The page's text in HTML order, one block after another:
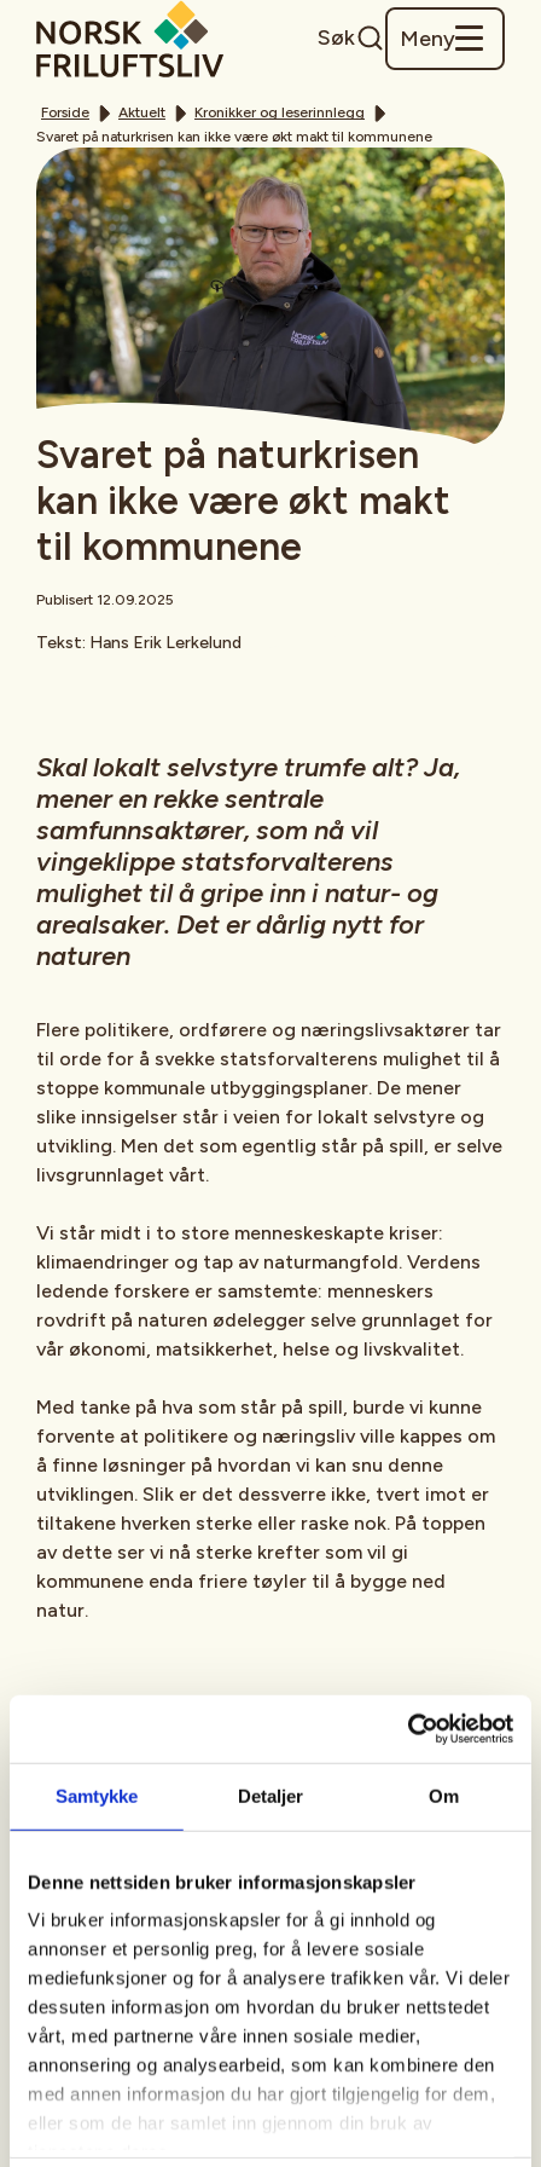
Samtykke Detaljer Om
Denne nettsiden bruker informasjonskapsler
Vi bruker informasjonskapsler for å gi innhold og
annonser et personlig preg, for å levere sosiale
mediefunksjoner og for å analysere trafikken vår. Vi deler
dessuten informasjon om hvordan du bruker nettstedet
vårt, med partnerne våre innen sosiale medier,
annonsering og analysearbeid, som kan kombinere den
med annen informasjon du har gjort tilgjengelig for dem,
eller som de har samlet inn gjennom din bruk av
Søk Meny
Forside Aktuelt
Kronikker og leserinnlegg
Svaret på naturkrisen kan ikke være økt makt til kommunene
Svaret på naturkrisen
kan ikke være økt makt
til kommunene
Publisert 12.09.2025
Tekst: Hans Erik Lerkelund
Skal lokalt selvstyre trumfe alt? Ja,
mener en rekke sentrale
samfunnsaktører, som nå vil
vingeklippe statsforvalterens
mulighet til å gripe inn i natur- og
arealsaker. Det er dårlig nytt for
naturen
Flere politikere, ordførere og næringslivsaktører tar
til orde for å svekke statsforvalterens mulighet til å
stoppe kommunale utbyggingsplaner. De mener
slike innsigelser står i veien for lokalt selvstyre og
utvikling. Men det som egentlig står på spill, er selve
livsgrunnlaget vårt.
Vi står midt i to store menneskeskapte kriser:
klimaendringer og tap av naturmangfold. Verdens
ledende forskere er samstemte: menneskers
rovdrift på naturen ødelegger selve grunnlaget for
vår økonomi, matsikkerhet, helse og livskvalitet.
Med tanke på hva som står på spill, burde vi kunne
forvente at politikere og næringsliv ville kappes om
å finne løsninger på hvordan vi kan snu denne
utviklingen. Slik er det dessverre ikke, tvert imot er
tiltakene hverken sterke eller raske nok. På toppen
av dette ser vi nå sterke krefter som vil gi
kommunene enda friere tøyler til å bygge ned
natur.
Kortsiktige interesser kan trumfe
følger nasjonale regler i arealplanleggingen. Det
betyr å sjekke at prosessen har gått riktig for
seg, og at planene tar hensyn til viktige nasjonale
og regionale interesser, ikke bare lokale ønsker.
Under planprosessen gir statsforvalteren innspill og
tilbakemeldinger. Hvis en plan går på tvers av viktige
hensyn, kan statsforvalteren stoppe den ved å si
nei, altså komme med en innsigelse. Uten denne
muligheten risikerer vi at kortsiktige lokale